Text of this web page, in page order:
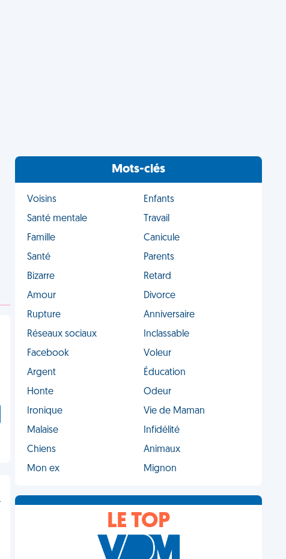
Mots-clés
Voisins
Enfants
Santé mentale
Travail
Famille
Canicule
Santé
Parents
Bizarre
Retard
Amour
Divorce
Rupture
Anniversaire
Réseaux sociaux
Inclassable
Facebook
Voleur
Argent
Éducation
Honte
Odeur
Ironique
Vie de Maman
Malaise
Infidélité
Chiens
Animaux
Mon ex
Mignon
LE TOP